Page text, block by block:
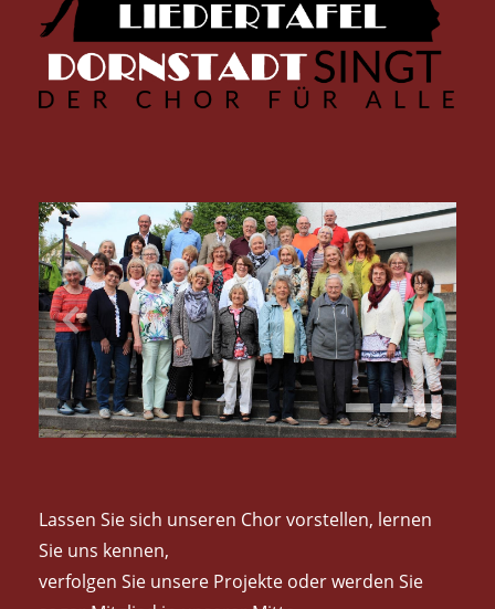
Lassen Sie sich unseren Chor vorstellen, lernen
Sie uns kennen,
verfolgen Sie unsere Projekte oder werden Sie